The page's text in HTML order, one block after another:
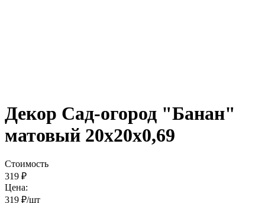
Декор Сад-огород "Банан"
матовый 20x20x0,69
Стоимость
319 ₽
Цена:
319 ₽/шт